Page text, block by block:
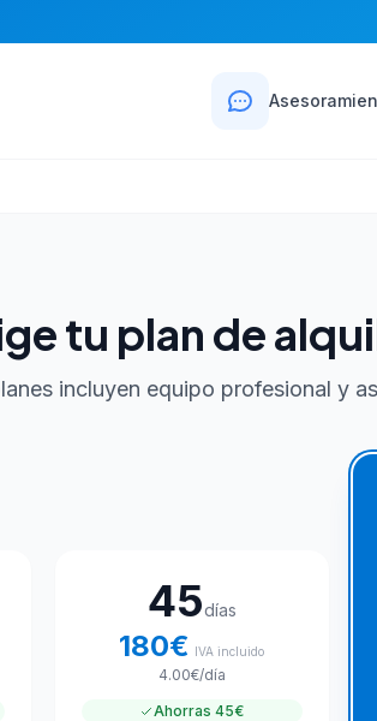
tu plan de
incluyen equipo profesional y
45días
180€ IVA incluido
4.00€/día
Ahorras 45€